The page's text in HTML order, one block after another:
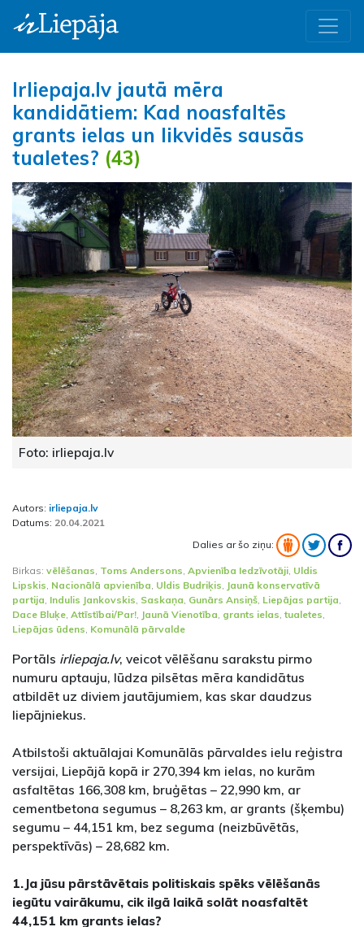
Irliepaja.lv jautā mēra
kandidātiem: Kad noasfaltēs
grants ielas un likvidēs sausās
tualetes? (43)
Foto: irliepaja.lv
Autors: irliepaja.lv
Datums: 20.04.2021
Dalies ar šo ziņu:
Birkas: vēlēšanas Toms Andersons Apvienība Iedzīvotāji Uldis
Lipskis Nacionālā apvienība Uldis Budriķis Jaunā konservatīvā
partija Indulis Jankovskis Saskaņa Gunārs Ansiņš Liepājas partija
Dace Bluķe Attīstībai/Par! Jaunā Vienotība grants ielas ,tualetes
Liepājas ūdens Komunālā pārvalde
Portāls irliepaja.lv, veicot vēlēšanu sarakstu pirmo
numuru aptauju, lūdza pilsētas mēra kandidātus
atbildēt uz diviem jautājumiem, kas skar daudzus
liepājniekus.
Atbilstoši aktuālajai Komunālās pārvaldes ielu reģistra
versijai, Liepājā kopā ir 270,394 km ielas, no kurām
asfaltētas 166,308 km, bruģētas – 22,990 km, ar
cementbetona segumus – 8,263 km, ar grants (šķembu)
segumu – 44,151 km, bez seguma (neizbūvētās,
perspektīvās) – 28,682 km.
1.Ja jūsu pārstāvētais politiskais spēks vēlēšanās
iegūtu vairākumu, cik ilgā laikā solāt noasfaltēt
44,151 km grants ielas?